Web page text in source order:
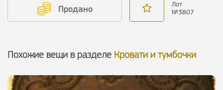
Продано
Лот
№3807
Похожие вещи в разделе Кровати и тумбочки